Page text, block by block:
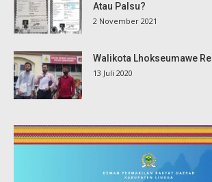
Atau Palsu?
2 November 2021
Walikota Lhokseumawe
13 Juli 2020